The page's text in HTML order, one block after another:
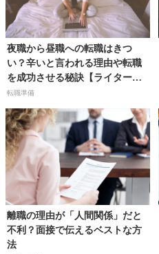
夜職から昼職への転職はきつ
い？辛いと言われる理由や転職
を成功させる秘訣【ライター／
粕谷麻衣】
転職準備
離職の理由が「人間関係」だと
不利？面接で伝えるベストな方
法